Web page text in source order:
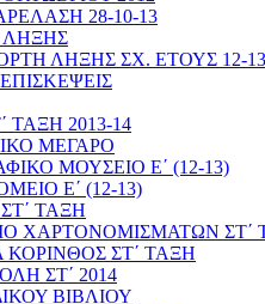
28-10-13
ΛΗΞΗΣ
ΛΗΞΗΣ ΣΧ. ΕΤΟΥΣ 12-13
ΤΑΞΗ 2013-14
ΜΕΓΑΡΟ
ΜΟΥΣΕΙΟ Ε΄ (12-13)
Ε΄ (12-13)
ΤΑΞΗ
ΧΑΡΤΟΝΟΜΙΣΜΑΤΩΝ ΣΤ΄
ΚΟΡΙΝΘΟΣ ΣΤ΄ ΤΑΞΗ
ΣΤ΄ 2014
ΒΙΒΛΙΟΥ